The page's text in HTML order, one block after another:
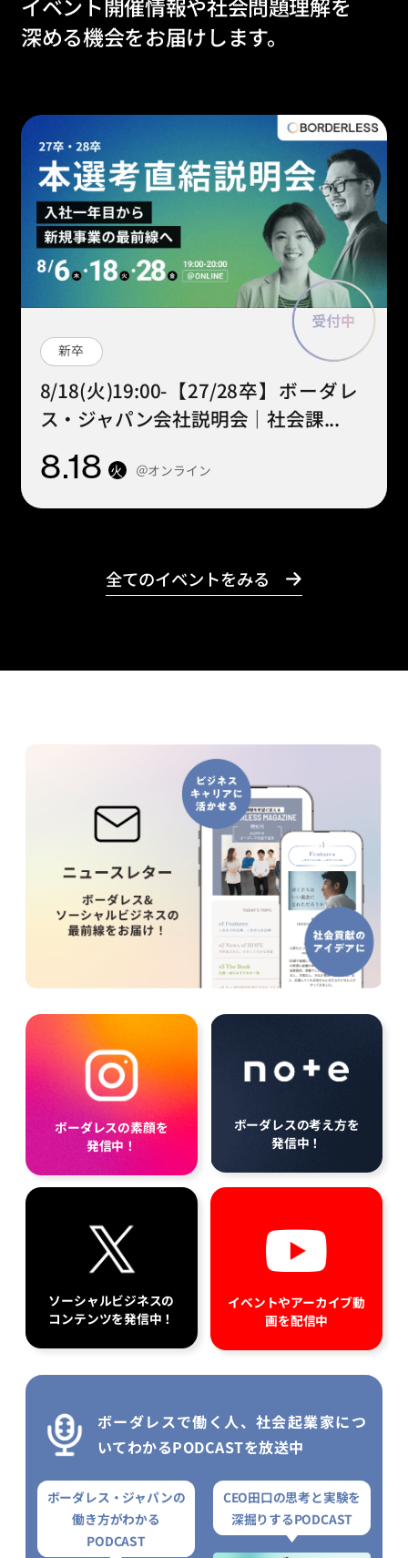
イベント開催情報や社会問題理解を
深める機会をお届けします。
新卒
8/18(火)19:00-【27/28卒】ボーダレ
ス・ジャパン会社説明会｜社会課...
8.18 火 ＠オンライン
全てのイベントをみる
ボーダレスの素顔を
発信中！
ボーダレスの考え方を
発信中！
ソーシャルビジネスの
コンテンツを発信中！
イベントやアーカイブ動
画を配信中
ボーダレスで働く人、社会起業家につ
いてわかるPODCASTを放送中
ボーダレス・ジャパンの
働き方がわかる
PODCAST
CEO田口の思考と実験を
深掘りするPODCAST